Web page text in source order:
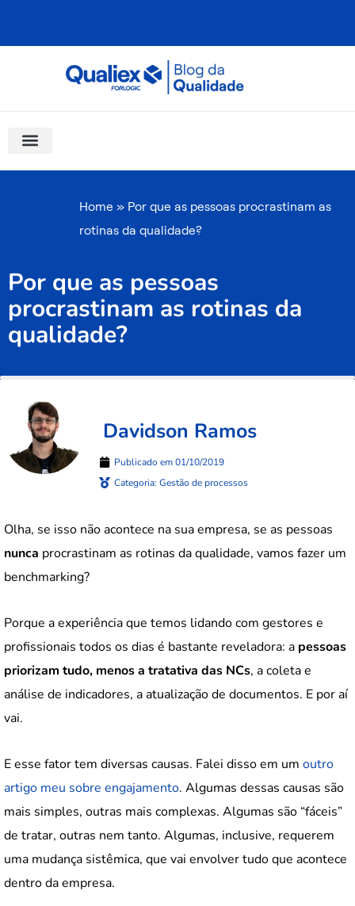
Home » Por que as pessoas procrastinam as
rotinas da qualidade?
Por que as pessoas
procrastinam as rotinas da
qualidade?
Davidson Ramos
Publicado em01/10/2019
Categoria: Gestão de processos
Olha, se isso não acontece na sua empresa, se as pessoas
nunca procrastinam as rotinas da qualidade, vamos fazer um
benchmarking?
Porque a experiência que temos lidando com gestores e
profissionais todos os dias é bastante reveladora: a pessoas
priorizam tudo, menos a tratativa das NCs, a coleta e
análise de indicadores, a atualização de documentos. E por aí
vai.
E esse fator tem diversas causas. Falei disso em um outro
artigo meu sobre engajamento. Algumas dessas causas são
mais simples, outras mais complexas. Algumas são “fáceis”
de tratar, outras nem tanto. Algumas, inclusive, requerem
uma mudança sistêmica, que vai envolver tudo que acontece
dentro da empresa.